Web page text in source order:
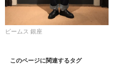
ビームス 銀座
このページに関連するタグ